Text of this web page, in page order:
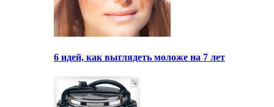
6 идей, как выглядеть моложе на 7 лет